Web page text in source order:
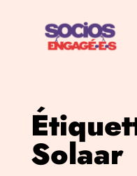
contenu
Solaar